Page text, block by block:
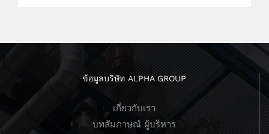
ข้อมูลบริษัท ALPHA GROUP
เกี่ยวกับเรา
บทสัมภาษณ์ ผู้บริหาร